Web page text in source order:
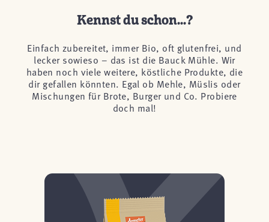
Kennst du schon...?
Einfach zubereitet, immer Bio, oft glutenfrei, und
lecker sowieso – das ist die Bauck Mühle. Wir
haben noch viele weitere, köstliche Produkte, die
dir gefallen könnten. Egal ob Mehle, Müslis oder
Mischungen für Brote, Burger und Co. Probiere
doch mal!